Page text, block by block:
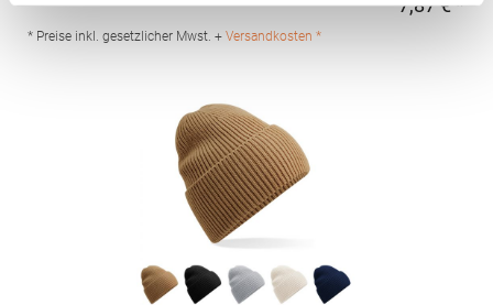
7,87 € *
* Preise inkl. gesetzlicher Mwst. + Versandkosten *